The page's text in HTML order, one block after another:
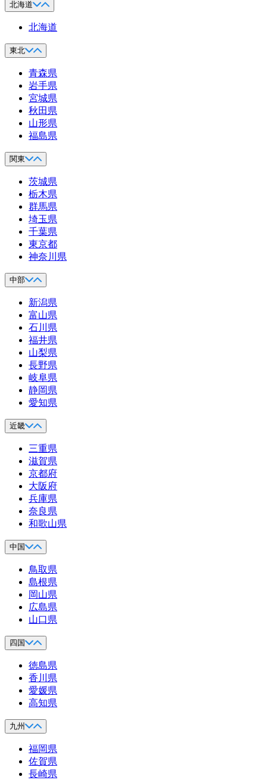
北海道
北海道
東北
青森県
岩手県
宮城県
秋田県
山形県
福島県
関東
茨城県
栃木県
群馬県
埼玉県
千葉県
東京都
神奈川県
中部
新潟県
富山県
石川県
福井県
山梨県
長野県
岐阜県
静岡県
愛知県
近畿
三重県
滋賀県
京都府
大阪府
兵庫県
奈良県
和歌山県
中国
鳥取県
島根県
岡山県
広島県
山口県
四国
徳島県
香川県
愛媛県
高知県
九州
福岡県
佐賀県
長崎県